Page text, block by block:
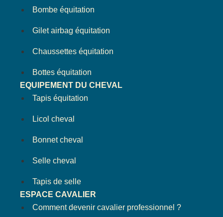
Bombe équitation
Gilet airbag équitation
Chaussettes équitation
Bottes équitation
EQUIPEMENT DU CHEVAL
Tapis équitation
Licol cheval
Bonnet cheval
Selle cheval
Tapis de selle
ESPACE CAVALIER
Comment devenir cavalier professionnel ?